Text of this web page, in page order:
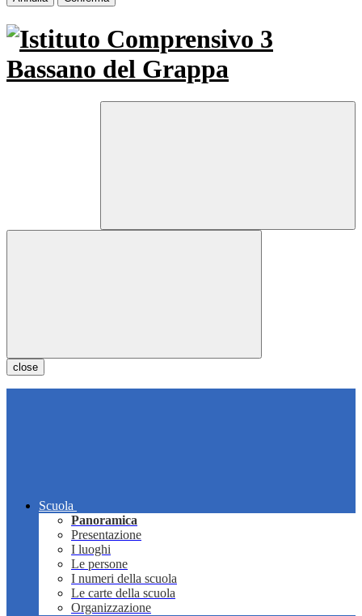
close
Scuola
Panoramica
Presentazione
I luoghi
Le persone
I numeri della scuola
Le carte della scuola
Organizzazione